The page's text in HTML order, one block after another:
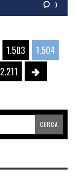
0
1.503
1.504
2.211